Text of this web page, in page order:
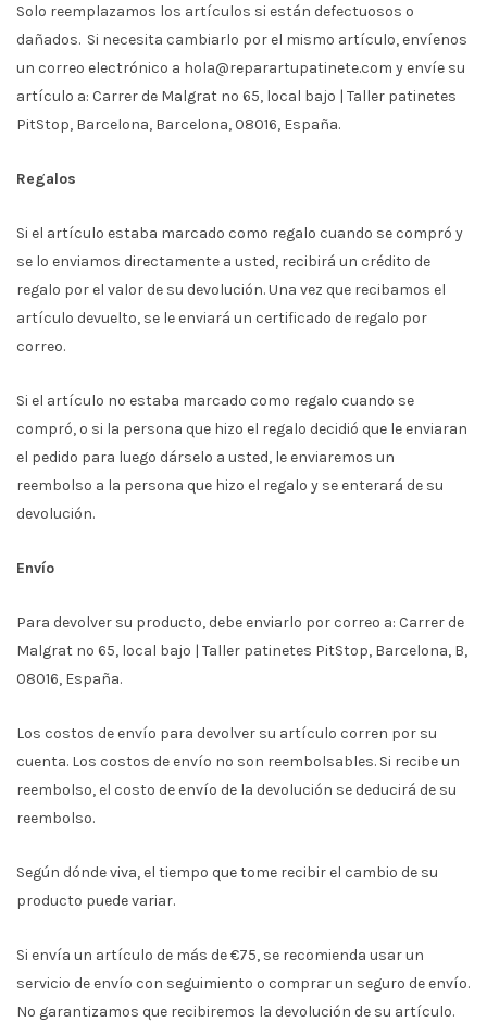
Solo reemplazamos los artículos si están defectuosos o
dañados. Si necesita cambiarlo por el mismo artículo, envíenos
un correo electrónico a hola@reparartupatinete.com y envíe su
artículo a: Carrer de Malgrat nº 65, local bajo | Taller patinetes
PitStop, Barcelona, Barcelona, 08016, España.
Regalos
Si el artículo estaba marcado como regalo cuando se compró y
se lo enviamos directamente a usted, recibirá un crédito de
regalo por el valor de su devolución. Una vez que recibamos el
artículo devuelto, se le enviará un certificado de regalo por
correo.
Si el artículo no estaba marcado como regalo cuando se
compró, o si la persona que hizo el regalo decidió que le enviaran
el pedido para luego dárselo a usted, le enviaremos un
reembolso a la persona que hizo el regalo y se enterará de su
devolución.
Envío
Para devolver su producto, debe enviarlo por correo a: Carrer de
Malgrat nº 65, local bajo | Taller patinetes PitStop, Barcelona, B,
08016, España.
Los costos de envío para devolver su artículo corren por su
cuenta. Los costos de envío no son reembolsables. Si recibe un
reembolso, el costo de envío de la devolución se deducirá de su
reembolso.
Según dónde viva, el tiempo que tome recibir el cambio de su
producto puede variar.
Si envía un artículo de más de €75, se recomienda usar un
servicio de envío con seguimiento o comprar un seguro de envío.
No garantizamos que recibiremos la devolución de su artículo.